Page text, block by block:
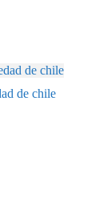
de chile